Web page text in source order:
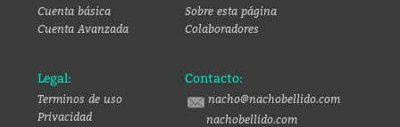
Cuenta básica
Cuenta Avanzada
Sobre esta página
Colaboradores
Legal:
Terminos de uso
Privacidad
Contacto:
nacho@nachobellido.com
nachobellido.com